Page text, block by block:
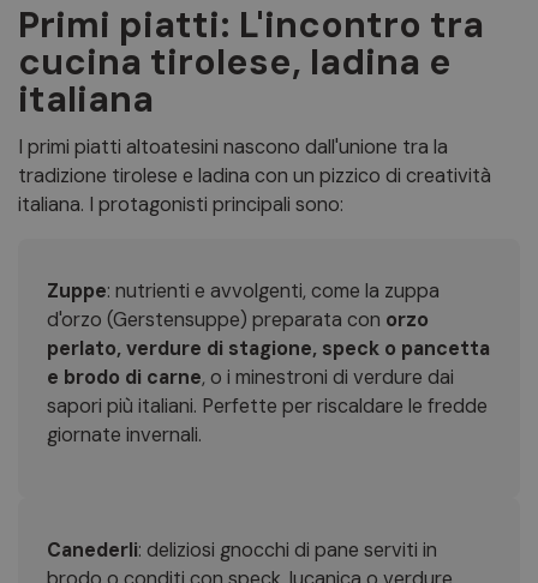
Primi piatti: L'incontro tra
cucina tirolese, ladina e
italiana
I primi piatti altoatesini nascono dall'unione tra la
tradizione tirolese e ladina con un pizzico di creatività
italiana. I protagonisti principali sono:
Zuppe: nutrienti e avvolgenti, come la zuppa
d'orzo (Gerstensuppe) preparata con orzo
perlato, verdure di stagione, speck o pancetta
e brodo di carne, o i minestroni di verdure dai
sapori più italiani. Perfette per riscaldare le fredde
giornate invernali.
Canederli: deliziosi gnocchi di pane serviti in